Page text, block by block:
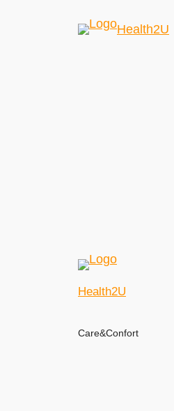
Health2U
Health2U
Care&Confort